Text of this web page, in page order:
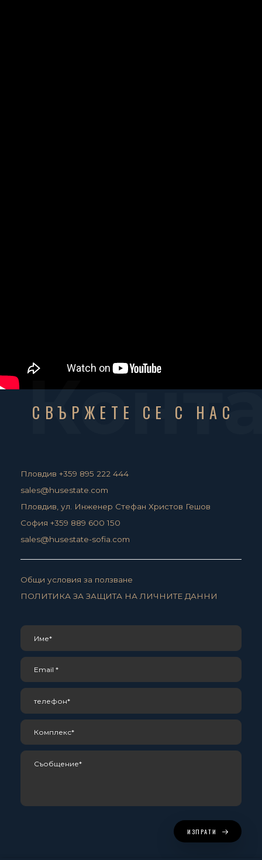
СВЪРЖЕТЕ СЕ С НАС
Пловдив +359 895 222 444
sales@husestate.com
Пловдив, ул. Инженер Стефан Христов Гешов
София +359 889 600 150
sales@husestate-sofia.com
Общи условия за ползване
ПОЛИТИКА ЗА ЗАЩИТА НА ЛИЧНИТЕ ДАННИ
ИЗПРАТИ